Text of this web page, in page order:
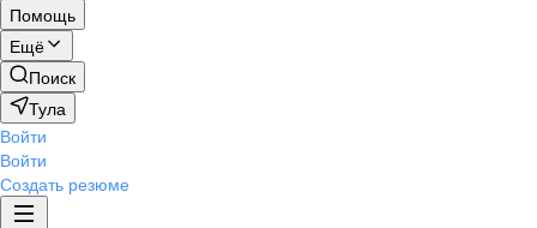
Помощь
Ещё
Поиск
Тула
Войти
Войти
Создать резюме